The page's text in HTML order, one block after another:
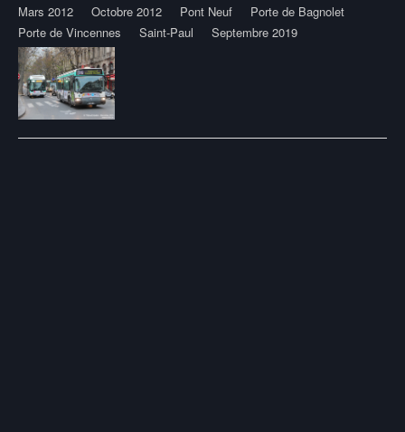
Mars 2012
Octobre 2012 Pont Neuf
Porte de Bagnolet
Porte de Vincennes
Saint-Paul Septembre 2019
Post